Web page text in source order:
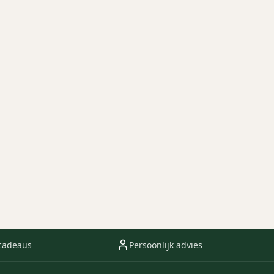
Persoonlijk advies